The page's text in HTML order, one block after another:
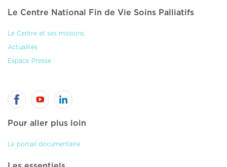
Le Centre National Fin de Vie Soins Palliatifs
Le Centre et ses missions
Actualités
Espace Presse
Pour aller plus loin
Le portail documentaire